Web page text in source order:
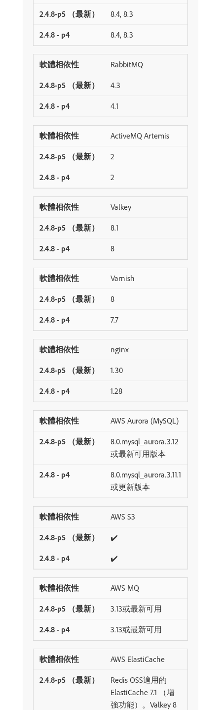
8.4, 8.3
8.4, 8.3
RabbitMQ
4.3
4.1
ActiveMQ Artemis
2
2
Valkey
8.1
8
Varnish
8
7.7
nginx
1.30
1.28
AWS Aurora (MySQL)
8.0.mysql_aurora.3.12
或最新可用版本
8.0.mysql_aurora.3.11.1
或更新版本
AWS S3
✔️
✔️
AWS MQ
3.13或最新可用
3.13或最新可用
AWS ElastiCache
Redis OSS適用的
ElastiCache 7.1 （增
強功能）。Valkey 8